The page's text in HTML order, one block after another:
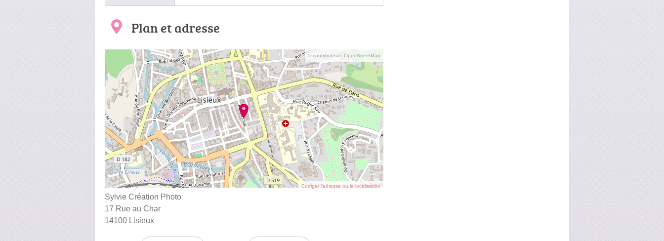
Plan et adresse
© contributeurs OpenStreetMap
Corriger l’adresse ou la localisation
Sylvie Création Photo
17 Rue au Char
14100 Lisieux